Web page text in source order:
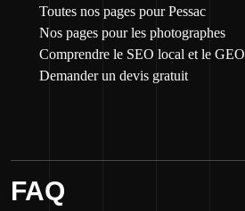
Toutes nos pages pour Pessac
Nos pages pour les photographes
Comprendre le SEO local et le GEO
Demander un devis gratuit
FAQ